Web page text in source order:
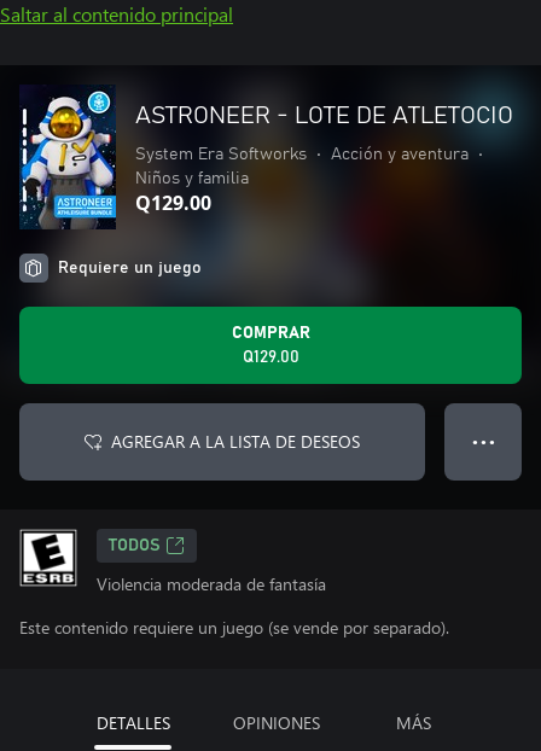
Saltar al contenido principal
ASTRONEER - LOTE DE ATLETOCIO
System Era Softworks • Acción y aventura
•
Niños y familia
Q129.00
Requiere un juego
COMPRAR
Q129.00
AGREGAR A LA LISTA DE DESEOS ● ● ●
TODOS
Violencia moderada de fantasía
Este contenido requiere un juego (se vende por separado).
DETALLES OPINIONES MÁS